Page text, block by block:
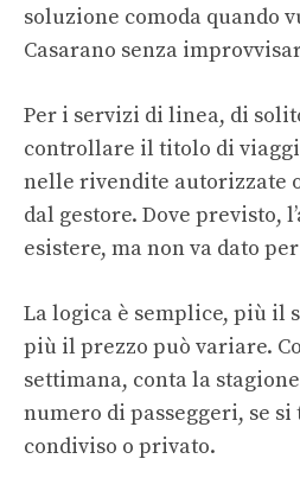
soluzione comoda quando
Casarano senza
Per i servizi di linea, di
controllare il titolo di
nelle rivendite autorizzate
dal gestore. Dove previsto,
esistere, ma non va dato
La logica è semplice, più il
più il prezzo può variare.
settimana, conta la
numero di passeggeri, se
condiviso o privato.